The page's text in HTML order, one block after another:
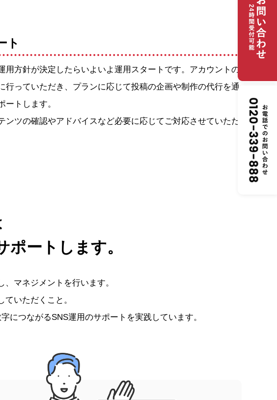
ト
用方針が決定したらいよいよ運用スタートです。アカウントの
行っていただき、プランに応じて投稿の企画や制作の代行を通
ートします。
ンツの確認やアドバイスなど必要に応じてご対応させていただ
ポートします。
マネジメントを行います。
いただくこと。
につながるSNS運用のサポートを実践しています。